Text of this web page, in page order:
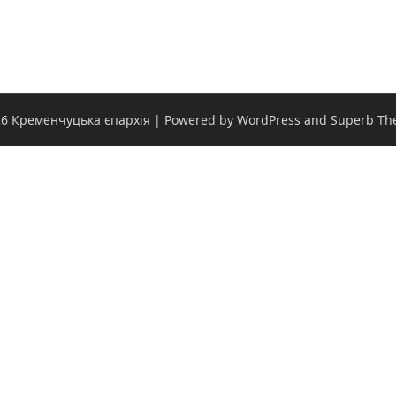
Кременчуцька єпархія | Powered by WordPress and Superb